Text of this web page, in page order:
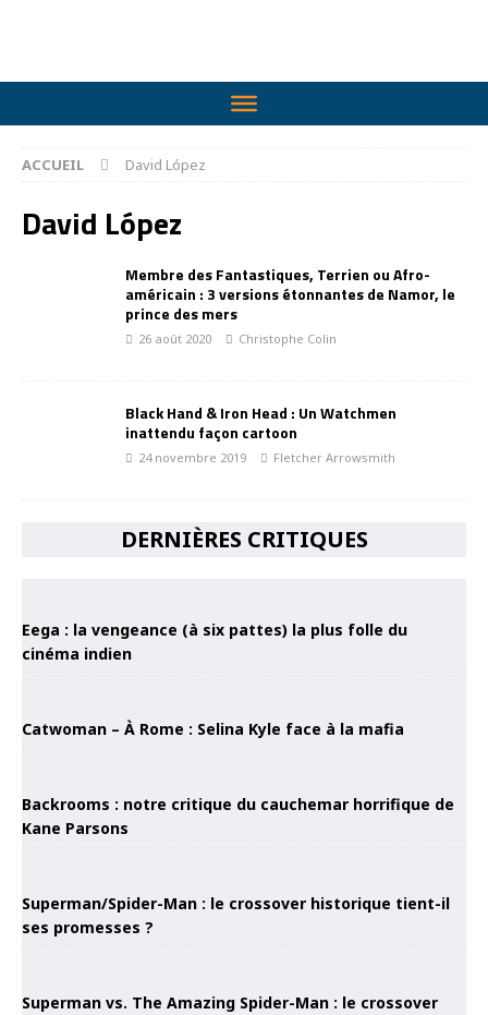
ACCUEIL David López
David López
Membre des Fantastiques, Terrien ou Afro-
américain : 3 versions étonnantes de Namor, le
prince des mers
26 août 2020 Christophe Colin
Black Hand & Iron Head : Un Watchmen
inattendu façon cartoon
24 novembre 2019 Fletcher Arrowsmith
DERNIÈRES CRITIQUES
Eega : la vengeance (à six pattes) la plus folle du
cinéma indien
Catwoman – À Rome : Selina Kyle face à la mafia
Backrooms : notre critique du cauchemar horrifique de
Kane Parsons
Superman/Spider-Man : le crossover historique tient-il
ses promesses ?
Superman vs. The Amazing Spider-Man : le crossover